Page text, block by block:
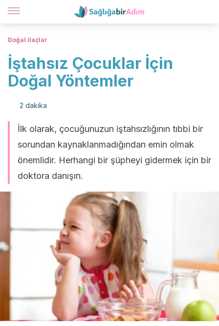
Doğal ilaçlar
İştahsız Çocuklar İçin
Doğal Yöntemler
2 dakika
İlk olarak, çocuğunuzun iştahsızlığının tıbbi bir
sorundan kaynaklanmadığından emin olmak
önemlidir. Herhangi bir şüpheyi gidermek için bir
doktora danışın.